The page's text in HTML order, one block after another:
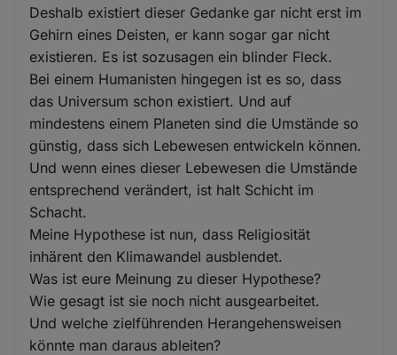
Deshalb existiert dieser Gedanke gar nicht erst im
Gehirn eines Deisten, er kann sogar gar nicht
existieren. Es ist sozusagen ein blinder Fleck.
Bei einem Humanisten hingegen ist es so, dass
das Universum schon existiert. Und auf
mindestens einem Planeten sind die Umstände so
günstig, dass sich Lebewesen entwickeln können.
Und wenn eines dieser Lebewesen die Umstände
entsprechend verändert, ist halt Schicht im
Schacht.
Meine Hypothese ist nun, dass Religiosität
inhärent den Klimawandel ausblendet.
Was ist eure Meinung zu dieser Hypothese?
Wie gesagt ist sie noch nicht ausgearbeitet.
Und welche zielführenden Herangehensweisen
könnte man daraus ableiten?